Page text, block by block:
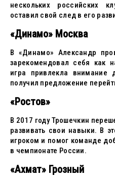
нескольких российских
оставил свой след в его
«Динамо» Москва
В «Динамо» Александр
зарекомендовал себя как
игра привлекла внимание
получил предложение
«Ростов»
В 2017 году Трошечкин
развивать свои навыки. В
игроком и помог команде
в чемпионате России.
«Ахмат» Грозный